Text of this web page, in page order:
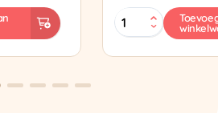
Zapak
ZP97
aantal